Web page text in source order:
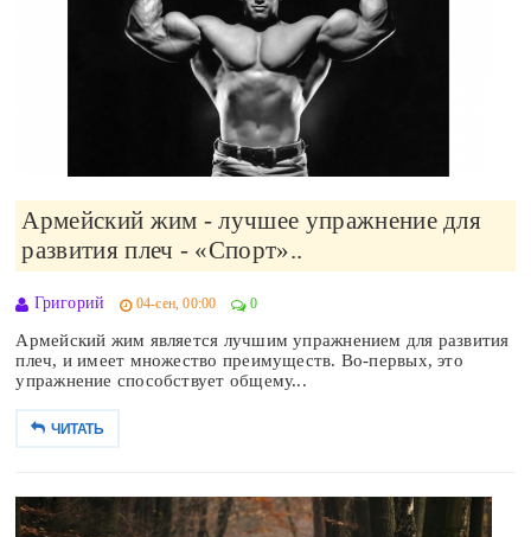
Армейский жим - лучшее упражнение для
развития плеч - «Спорт»..
Григорий 04-сен, 00:00 0
Армейский жим является лучшим упражнением для развития
плеч, и имеет множество преимуществ. Во-первых, это
упражнение способствует общему...
ЧИТАТЬ